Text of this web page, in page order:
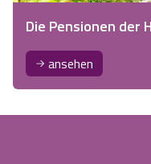
Die Pensionen der
ansehen